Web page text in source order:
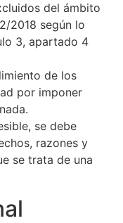
del ámbito
2018 según lo
3, apartado 4
de los
por imponer
.
se debe
razones y
se trata de una